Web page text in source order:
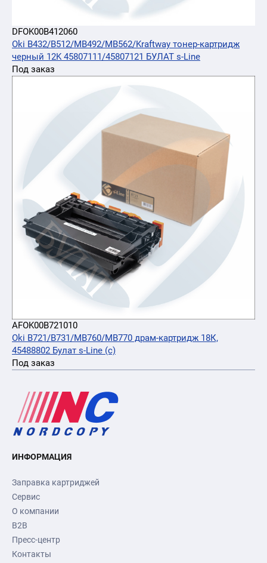
DFOK00B412060
Oki B432/B512/MB492/MB562/Kraftway тонер-картридж
черный 12K 45807111/45807121 БУЛАТ s-Line
Под заказ
AFOK00B721010
Oki B721/B731/MB760/MB770 драм-картридж 18К,
45488802 Булат s-Line (с)
Под заказ
ИНФОРМАЦИЯ
Заправка картриджей
Сервис
О компании
B2B
Пресс-центр
Контакты